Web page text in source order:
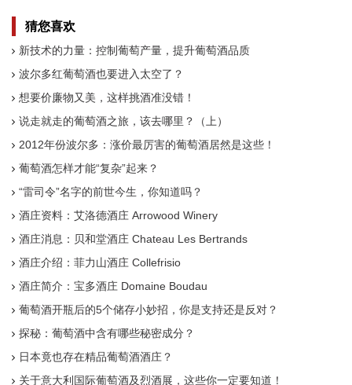
猜您喜欢
新技术的力量：控制葡萄产量，提升葡萄酒品质
波尔多红葡萄酒也要进入太空了？
想要价廉物又美，这样挑酒准没错！
说走就走的葡萄酒之旅，该去哪里？（上）
2012年份波尔多：涨价最厉害的葡萄酒居然是这些！
葡萄酒怎样才能“复杂”起来？
“雷司令”名字的前世今生，你知道吗？
酒庄资料：艾洛德酒庄 Arrowood Winery
酒庄消息：贝和堂酒庄 Chateau Les Bertrands
酒庄介绍：菲力山酒庄 Collefrisio
酒庄简介：宝多酒庄 Domaine Boudau
葡萄酒开瓶后的5个储存小妙招，你是支持还是反对？
探秘：葡萄酒中含有哪些秘密成分？
日本竟也存在精品葡萄酒酒庄？
关于意大利国际葡萄酒及烈酒展，这些你一定要知道！